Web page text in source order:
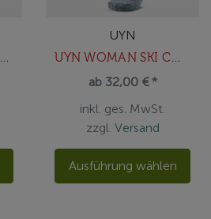
UYN MAN SKI COMFORT ONE SOCKS
UYN
UYN WOMAN SKI COMFORT ONE SOCK
ab 32,00 € *
inkl. ges. MwSt.
zzgl. Versand
Ausführung wählen